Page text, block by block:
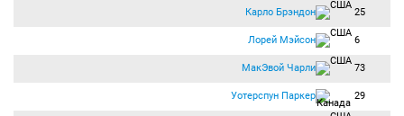
Карло Брэндон 25
Лорей Мэйсон 6
МакЭвой Чарли 73
Уотерспун Паркер 29